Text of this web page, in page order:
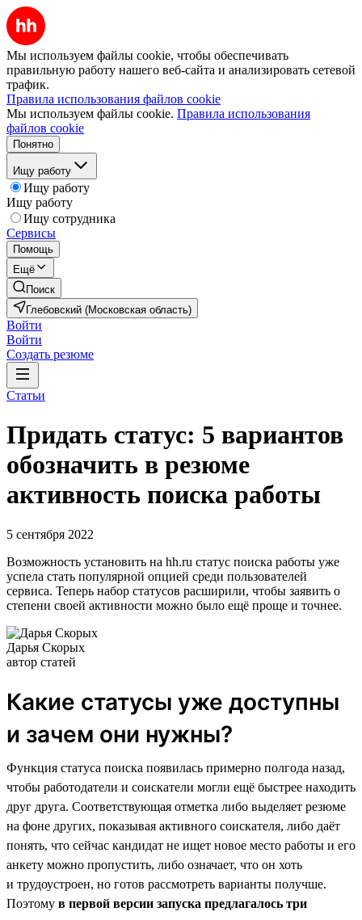
Мы используем файлы cookie, чтобы обеспечивать
правильную работу нашего веб-сайта и анализировать сетевой
трафик.
Правила использования файлов cookie
Мы используем файлы cookie. Правила использования
файлов cookie
Понятно
Ищу работу
Ищу работу
Ищу работу
Ищу сотрудника
Сервисы
Помощь
Ещё
Поиск
Глебовский (Московская область)
Войти
Войти
Создать резюме
Статьи
Придать статус: 5 вариантов
обозначить в резюме
активность поиска работы
5 сентября 2022
Возможность установить на hh.ru статус поиска работы уже
успела стать популярной опцией среди пользователей
сервиса. Теперь набор статусов расширили, чтобы заявить о
степени своей активности можно было ещё проще и точнее.
Дарья Скорых
автор статей
Какие статусы уже доступны
и зачем они нужны?
Функция статуса поиска появилась примерно полгода назад,
чтобы работодатели и соискатели могли ещё быстрее находить
друг друга. Соответствующая отметка либо выделяет резюме
на фоне других, показывая активного соискателя, либо даёт
понять, что сейчас кандидат не ищет новое место работы и его
анкету можно пропустить, либо означает, что он хоть
и трудоустроен, но готов рассмотреть варианты получше.
Поэтому в первой версии запуска предлагалось три